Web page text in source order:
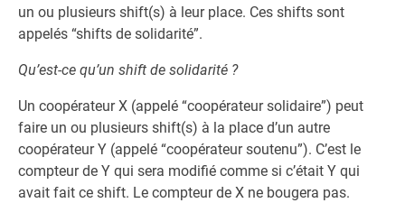
un ou plusieurs shift(s) à leur place. Ces shifts sont
appelés “shifts de solidarité”.
Qu’est-ce qu’un shift de solidarité ?
Un coopérateur X (appelé “coopérateur solidaire”) peut
faire un ou plusieurs shift(s) à la place d’un autre
coopérateur Y (appelé “coopérateur soutenu”). C’est le
compteur de Y qui sera modifié comme si c’était Y qui
avait fait ce shift. Le compteur de X ne bougera pas.